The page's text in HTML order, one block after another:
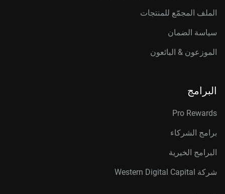
الملف المجمّع للمنتجات
سياسة الضمان
الموزعون & البائعون
البرامج
Pro Rewards
برامج الشركاء
البرامج الخيرية
شركة Western Digital Capital